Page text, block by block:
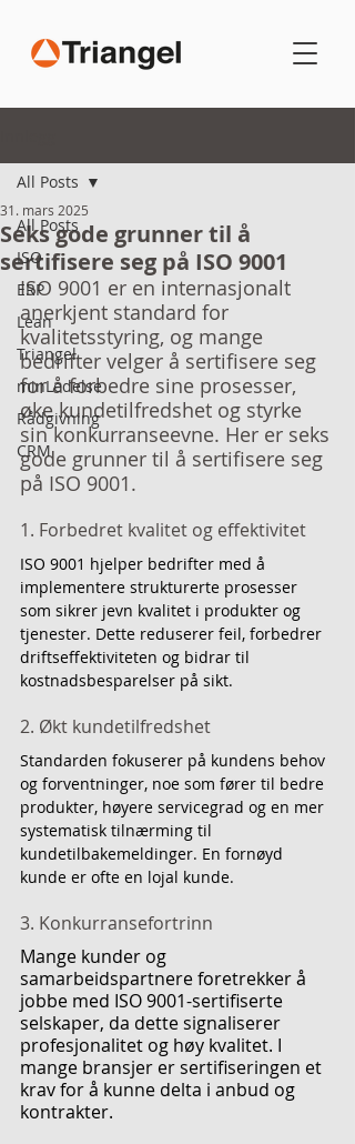
All Posts
ISO
ERP
Lean
Triangel
minLedelse
Rådgivning
CRM
All Posts
Seks gode grunner til å
sertifisere seg på ISO 9001
31. mars 2025
ISO 9001 er en internasjonalt
anerkjent standard for
kvalitetsstyring, og mange
bedrifter velger å sertifisere seg
for å forbedre sine prosesser,
øke kundetilfredshet og styrke
sin konkurranseevne. Her er seks
gode grunner til å sertifisere seg
på ISO 9001.
1. Forbedret kvalitet og effektivitet
ISO 9001 hjelper bedrifter med å
implementere strukturerte prosesser
som sikrer jevn kvalitet i produkter og
tjenester. Dette reduserer feil, forbedrer
driftseffektiviteten og bidrar til
kostnadsbesparelser på sikt.
2. Økt kundetilfredshet
Standarden fokuserer på kundens behov
og forventninger, noe som fører til bedre
produkter, høyere servicegrad og en mer
systematisk tilnærming til
kundetilbakemeldinger. En fornøyd
kunde er ofte en lojal kunde.
3. Konkurransefortrinn
Mange kunder og
samarbeidspartnere foretrekker å
jobbe med ISO 9001-sertifiserte
selskaper, da dette signaliserer
profesjonalitet og høy kvalitet. I
mange bransjer er sertifiseringen et
krav for å kunne delta i anbud og
kontrakter.